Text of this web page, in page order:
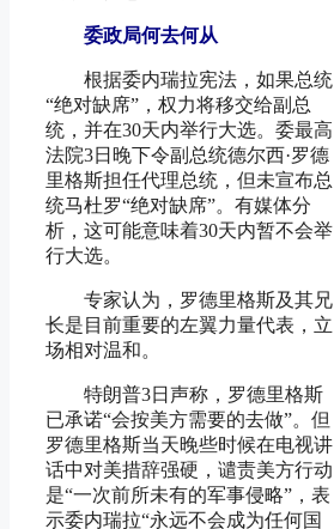
委政局何去何从
根据委内瑞拉宪法，如果总统
“绝对缺席”，权力将移交给副总
统，并在30天内举行大选。委最高
法院3日晚下令副总统德尔西·罗德
里格斯担任代理总统，但未宣布总
统马杜罗“绝对缺席”。有媒体分
析，这可能意味着30天内暂不会举
行大选。
专家认为，罗德里格斯及其兄
长是目前重要的左翼力量代表，立
场相对温和。
特朗普3日声称，罗德里格斯
已承诺“会按美方需要的去做”。但
罗德里格斯当天晚些时候在电视讲
话中对美措辞强硬，谴责美方行动
是“一次前所未有的军事侵略”，表
示委内瑞拉“永远不会成为任何国